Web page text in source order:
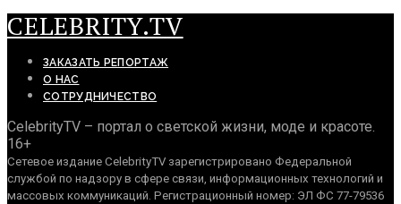
CELEBRITY.TV
ЗАКАЗАТЬ РЕПОРТАЖ
О НАС
СОТРУДНИЧЕСТВО
CelebrityTV – портал о светской жизни, моде и красоте.
16+
Сетевое издание CelebrityTV зарегистрировано Федеральной
службой по надзору в сфере связи, информационных технологий и
массовых коммуникаций. Регистрационный номер: ЭЛ ФС 77-79536